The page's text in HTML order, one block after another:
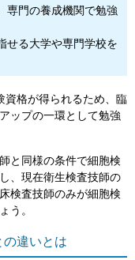
専門の養成機関で勉強
せる大学や専門学校を
資格が得られるため、臨
ップの一環として勉強
と同様の条件で細胞検
、現在衛生検査技師の
検査技師のみが細胞検
う。
の違いとは